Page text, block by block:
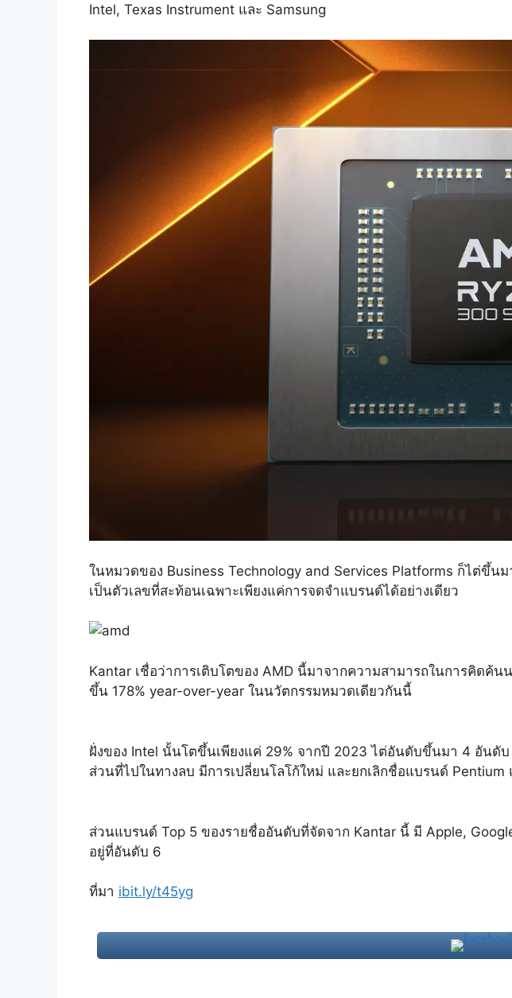
Intel, Texas Instrument และ Samsung
ในหมวดของ Business Technology and Services Platforms ก็ไต่ขึ้
เป็นตัวเลขที่สะท้อนเฉพาะเพียงแค่การจดจำแบรนด์ได้อย่างเดียว
Kantar เชื่อว่าการเติบโตของ AMD นี้มาจากความสามารถในการคิดค้
ขึ้น 178% year-over-year ในนวัตกรรมหมวดเดียวกันนี้
ฝั่งของ Intel นั้นโตขึ้นเพียงแค่ 29% จากปี 2023 ไต่อันดับขึ้นมา 4 อันดั
ส่วนที่ไปในทางลบ มีการเปลี่ยนโลโก้ใหม่ และยกเลิกชื่อแบรนด์
ส่วนแบรนด์ Top 5 ของรายชื่ออันดับที่จัดจาก Kantar นี้ มี Apple,
อยู่ที่อันดับ 6
ที่มา ibit.ly/t45yg